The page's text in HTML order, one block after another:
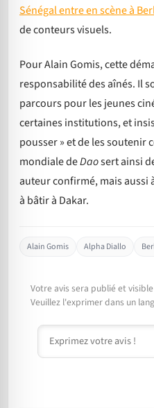
Sénégal entre en scène à
de conteurs visuels.
Pour Alain Gomis, cette
responsabilité des aînés. Il
parcours pour les jeunes
certaines institutions, et
pousser » et de les soutenir
mondiale deDaosert ainsi
auteur confirmé, mais aussi
à bâtir à Dakar.
Alain Gomis Alpha Diallo
Votre avis sera publié et
Veuillez l'exprimer dans un
Commentaire